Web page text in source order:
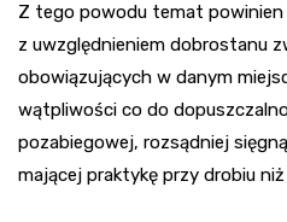
Z tego powodu temat
z uwzględnieniem dobrostanu
obowiązujących w danym
wątpliwości co do
pozabiegowej, rozsądniej
mającej praktykę przy drobiu niż